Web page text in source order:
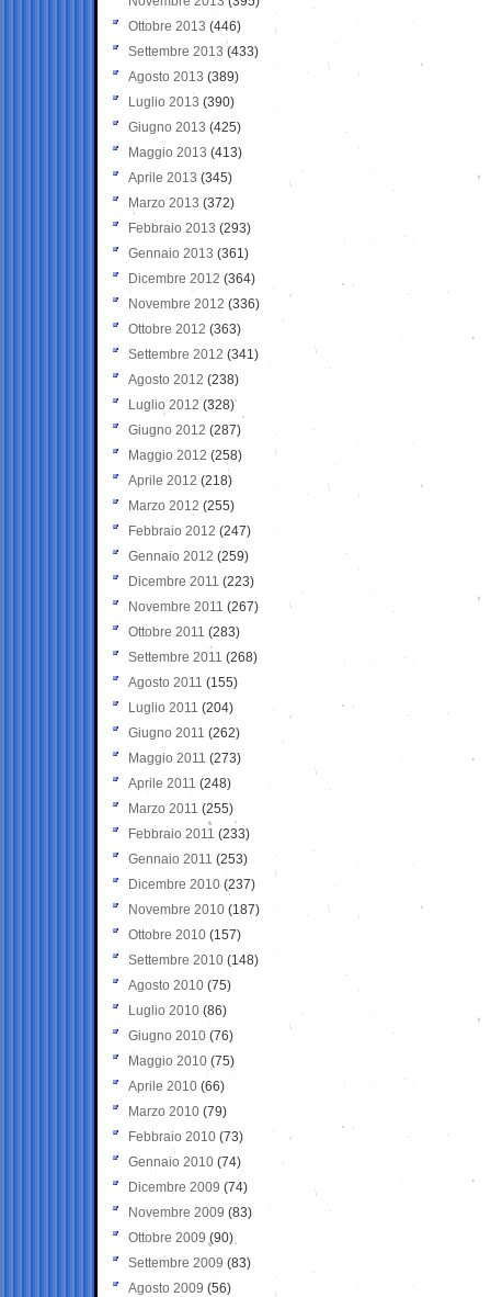
Ottobre 2013 (446)
Settembre 2013 (433)
Agosto 2013 (389)
Luglio 2013 (390)
Giugno 2013 (425)
Maggio 2013 (413)
Aprile 2013 (345)
Marzo 2013 (372)
Febbraio 2013 (293)
Gennaio 2013 (361)
Dicembre 2012 (364)
Novembre 2012 (336)
Ottobre 2012 (363)
Settembre 2012 (341)
Agosto 2012 (238)
Luglio 2012 (328)
Giugno 2012 (287)
Maggio 2012 (258)
Aprile 2012 (218)
Marzo 2012 (255)
Febbraio 2012 (247)
Gennaio 2012 (259)
Dicembre 2011 (223)
Novembre 2011 (267)
Ottobre 2011 (283)
Settembre 2011 (268)
Agosto 2011 (155)
Luglio 2011 (204)
Giugno 2011 (262)
Maggio 2011 (273)
Aprile 2011 (248)
Marzo 2011 (255)
Febbraio 2011 (233)
Gennaio 2011 (253)
Dicembre 2010 (237)
Novembre 2010 (187)
Ottobre 2010 (157)
Settembre 2010 (148)
Agosto 2010 (75)
Luglio 2010 (86)
Giugno 2010 (76)
Maggio 2010 (75)
Aprile 2010 (66)
Marzo 2010 (79)
Febbraio 2010 (73)
Gennaio 2010 (74)
Dicembre 2009 (74)
Novembre 2009 (83)
Ottobre 2009 (90)
Settembre 2009 (83)
Agosto 2009 (56)